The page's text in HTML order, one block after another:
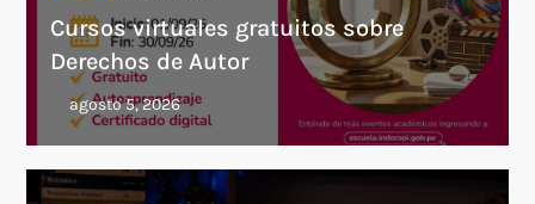
Cursos virtuales gratuitos sobre
Derechos de Autor